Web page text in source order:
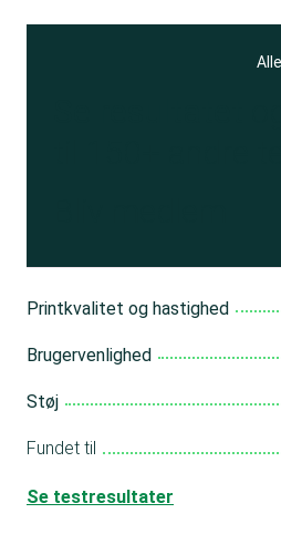
Printkvalitet og hastighed
Brugervenlighed
Støj
Fundet til
Se testresultater